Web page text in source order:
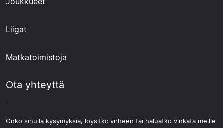
Liigat
Matkatoimistoja
Ota yhteyttä
Onko sinulla kysymyksiä, löysitkö virheen tai haluatko vinkata meille